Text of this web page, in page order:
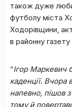
також дуже
футболу міста
Ходорівщини,
в районну
“Ігор Маркевич
каденції. Вчора
напевно, пішов
тому й